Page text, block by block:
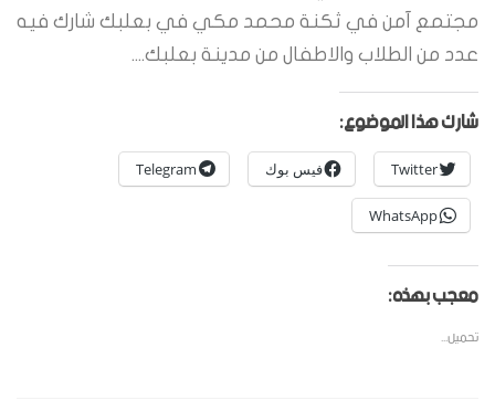
مجتمع آمن في ثكنة محمد مكي في بعلبك شارك فيه
عدد من الطلاب والاطفال من مدينة بعلبك....
شارك هذا الموضوع:
Twitter فيس بوك Telegram
WhatsApp
معجب بهذه:
تحميل...